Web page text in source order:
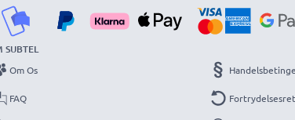
SUBTEL
Om Os
FAQ Fortrydelsesret